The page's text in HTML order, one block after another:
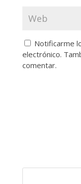
Notificarme
electrónico.
comentar.